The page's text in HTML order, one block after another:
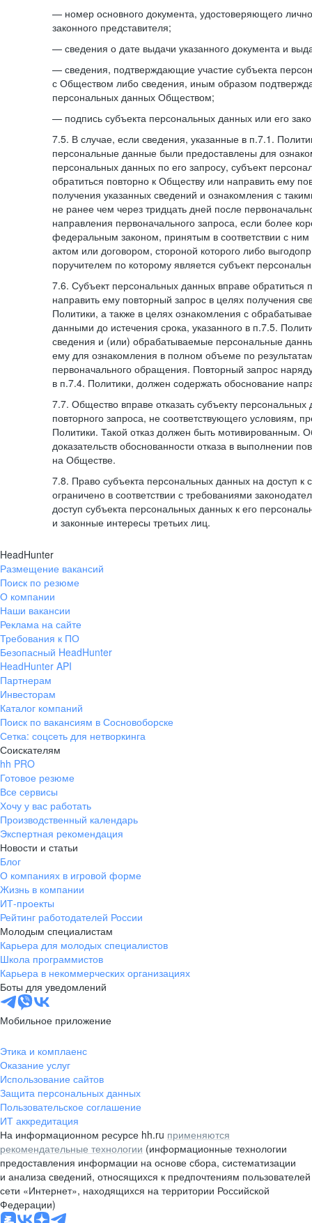
— номер основного документа, удостоверяющего
законного представителя;
— сведения о дате выдачи указанного документа и
— сведения, подтверждающие участие субъекта
с Обществом либо сведения, иным образом
персональных данных Обществом;
— подпись субъекта персональных данных или его
7.5. В случае, если сведения, указанные в п.7.1.
персональные данные были предоставлены для
персональных данных по его запросу, субъект
обратиться повторно к Обществу или направить ему
получения указанных сведений и ознакомления с
не ранее чем через тридцать дней после
направления первоначального запроса, если более
федеральным законом, принятым в соответствии с
актом или договором, стороной которого либо
поручителем по которому является субъект
7.6. Субъект персональных данных вправе обратиться
направить ему повторный запрос в целях получения
Политики, а также в целях ознакомления с
данными до истечения срока, указанного в п.7.5.
сведения и (или) обрабатываемые персональные
ему для ознакомления в полном объеме по
первоначального обращения. Повторный запрос
в п.7.4. Политики, должен содержать обоснование
7.7. Общество вправе отказать субъекту
повторного запроса, не соответствующего условиям,
Политики. Такой отказ должен быть мотивированным.
доказательств обоснованности отказа в выполнении
на Обществе.
7.8. Право субъекта персональных данных на доступ
ограничено в соответствии с требованиями
доступ субъекта персональных данных к его
и законные интересы третьих лиц.
HeadHunter
Размещение вакансий
Поиск по резюме
О компании
Наши вакансии
Реклама на сайте
Требования к ПО
Безопасный HeadHunter
HeadHunter API
Партнерам
Инвесторам
Каталог компаний
Поиск по вакансиям в Сосновоборске
Сетка: соцсеть для нетворкинга
Соискателям
hh PRO
Готовое резюме
Все сервисы
Хочу у вас работать
Производственный календарь
Экспертная рекомендация
Новости и статьи
Блог
О компаниях в игровой форме
Жизнь в компании
ИТ-проекты
Рейтинг работодателей России
Молодым специалистам
Карьера для молодых специалистов
Школа программистов
Карьера в некоммерческих организациях
Боты для уведомлений
Мобильное приложение
Этика и комплаенс
Оказание услуг
Использование сайтов
Защита персональных данных
Пользовательское соглашение
ИТ аккредитация
На информационном ресурсе hh.ru применяются
рекомендательные технологии (информационные технологии
предоставления информации на основе сбора, систематизации
и анализа сведений, относящихся к предпочтениям пользователей
сети «Интернет», находящихся на территории Российской
Федерации)